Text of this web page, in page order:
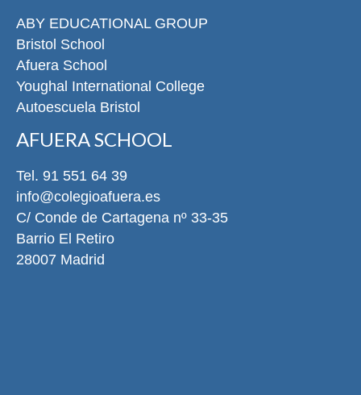
ABY EDUCATIONAL GROUP
Bristol School
Afuera School
Youghal International College
Autoescuela Bristol
AFUERA SCHOOL
Tel. 91 551 64 39
info@colegioafuera.es
C/ Conde de Cartagena nº 33-35
Barrio El Retiro
28007 Madrid